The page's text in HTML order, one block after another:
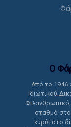
Ο
Από το 1946
Ιδιωτικού
σταθμό
ευρύτατο